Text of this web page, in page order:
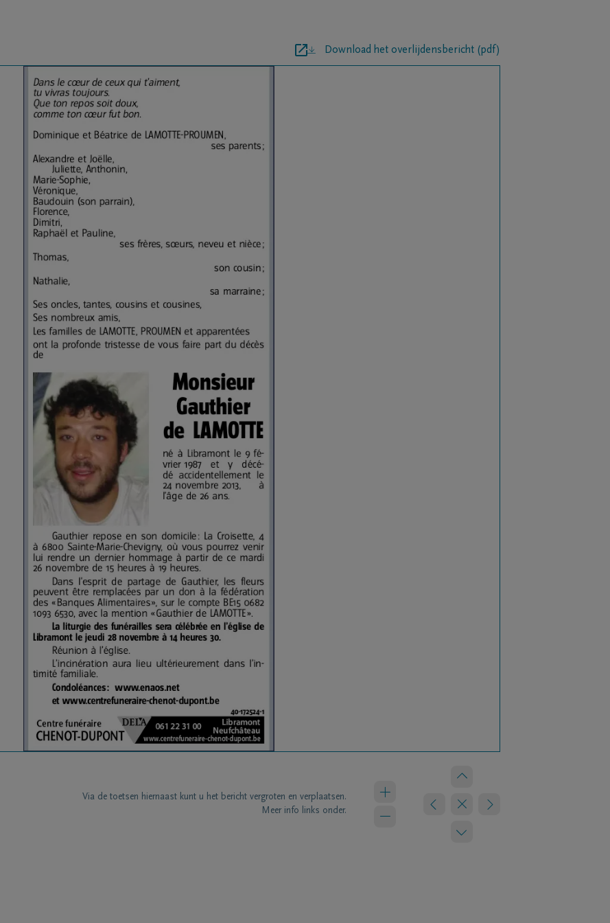
Download het overlijdensbericht (pdf)
Via de toetsen hiernaast kunt u het bericht vergroten en verplaatsen.
Meer info links onder.